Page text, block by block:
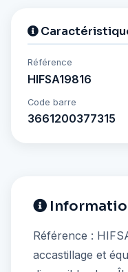
Référence
HIFSA19816
Code barre
3661200377315
Référence :
accastillage et